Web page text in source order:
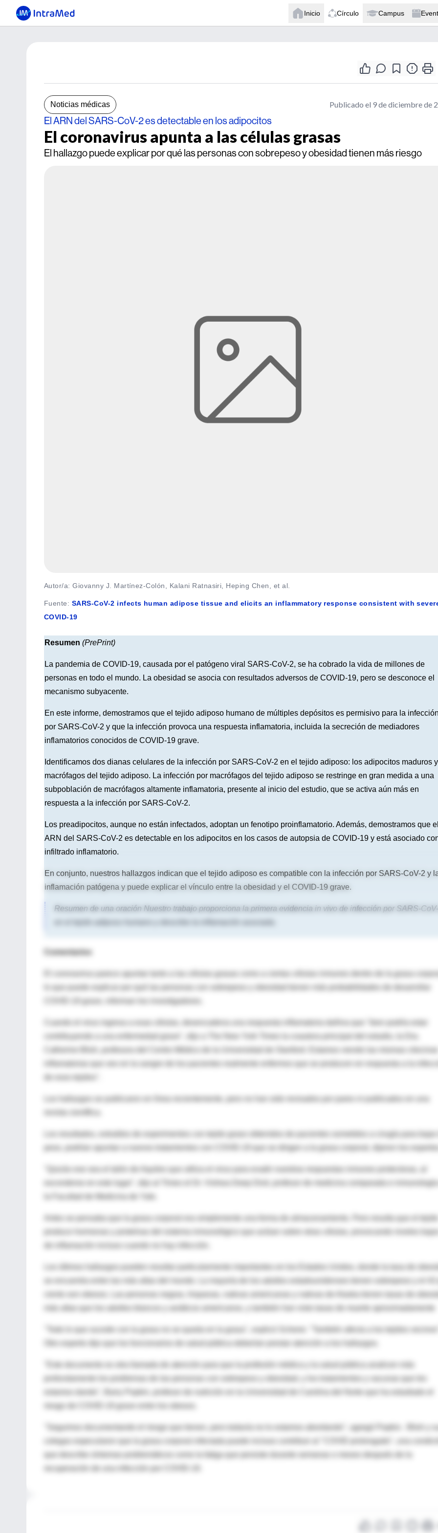
Inicio Círculo Campus
Noticias médicas Publicado el 9 de diciembre de
El ARN del SARS-CoV-2 es detectable en los adipocitos
El coronavirus apunta a las células grasas
El hallazgo puede explicar por qué las personas con sobrepeso y obesidad tienen más riesgo
Autor/a: Giovanny J. Martínez-Colón, Kalani Ratnasiri, Heping Chen, et al.
Fuente: SARS-CoV-2 infects human adipose tissue and elicits an inflammatory response consistent with
COVID-19
Resumen (PrePrint)
La pandemia de COVID-19, causada por el patógeno viral SARS-CoV-2, se ha cobrado la vida de millones de
personas en todo el mundo. La obesidad se asocia con resultados adversos de COVID-19, pero se desconoce el
mecanismo subyacente.
En este informe, demostramos que el tejido adiposo humano de múltiples depósitos es permisivo para la
por SARS-CoV-2 y que la infección provoca una respuesta inflamatoria, incluida la secreción de mediadores
inflamatorios conocidos de COVID-19 grave.
Identificamos dos dianas celulares de la infección por SARS-CoV-2 en el tejido adiposo: los adipocitos maduros
macrófagos del tejido adiposo. La infección por macrófagos del tejido adiposo se restringe en gran medida a una
subpoblación de macrófagos altamente inflamatoria, presente al inicio del estudio, que se activa aún más en
respuesta a la infección por SARS-CoV-2.
Los preadipocitos, aunque no están infectados, adoptan un fenotipo proinflamatorio. Además, demostramos que
ARN del SARS-CoV-2 es detectable en los adipocitos en los casos de autopsia de COVID-19 y está asociado
infiltrado inflamatorio.
En conjunto, nuestros hallazgos indican que el tejido adiposo es compatible con la infección por SARS-CoV-2 y
inflamación patógena y puede explicar el vínculo entre la obesidad y el COVID-19 grave.
Resumen de una oración Nuestro trabajo proporciona la primera evidencia in vivo de infección por SARS-
Comentarios
El coronavirus parece apuntar tanto a las células grasas como a ciertas células inmunes dentro de la grasa
COVID-19 grave, informan los investigadores.
Cuando el virus ingresa a esas células, desencadena una respuesta inflamatoria dañina que "bien podría estar
inflamatorias que veo en la sangre de los pacientes realmente enfermos que se producen en respuesta a la
Los hallazgos se publicaron en línea recientemente, pero no han sido revisados ​​por pares ni publicados en una
Los resultados, extraídos de experimentos con tejido graso obtenidos de pacientes sometidos a cirugía para
peso, podrían apuntar a nuevos tratamientos con COVID-19 que se dirigen a la grasa corporal, dijeron los
esconderse en este lugar", dijo al Times el Dr. Vishwa Deep Dixit, profesor de medicina comparada e
produce hormonas y proteínas del sistema inmunológico que actúan sobre otras células, provocando niveles
Los últimos hallazgos pueden resultar particularmente importantes en los Estados Unidos, donde la tasa de
se encuentra entre las más altas del mundo. La mayoría de los adultos estadounidenses tienen sobrepeso y el 42
ciento son obesos. Las personas negras, hispanas, nativas americanas y nativas de Alaska tienen tasas de
más altas que los adultos blancos y asiáticos americanos, y también han visto tasas de muerte aproximadamente
Otro experto dijo que los funcionarios de salud pública deberían prestar atención a los hallazgos.
riesgo de COVID-19 grave entre los obesos.
"Seguimos documentando el riesgo que tienen, pero todavía no lo estamos abordando", agregó Popkin. Blish y
colegas especularon que la grasa corporal infectada puede incluso contribuir al "COVID prolongado", una
que describe síntomas problemáticos como la fatiga que persiste durante semanas o meses después de la
recuperación de una infección por COVID-19.